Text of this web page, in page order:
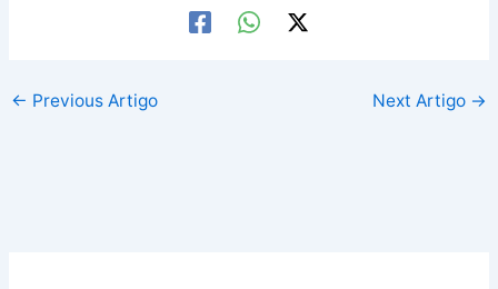
← Previous Artigo Next Artigo →